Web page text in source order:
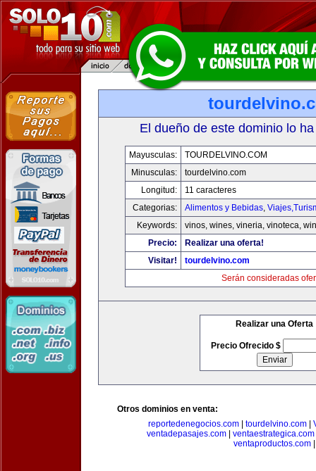
El dueño de este dominio lo
Mayusculas:
TOURDELVINO.COM
Minusculas:
tourdelvino.com
Longitud:
11 caracteres
Categorias:
Alimentos y Bebidas,
Keywords:
vinos, wines, vineria, vinoteca,
Precio:
Realizar una oferta!
Visitar!
tourdelvino.com
Serán consideradas
Realizar una Oferta
Precio Ofrecido $
Otros dominios en venta:
reportedenegocios.com| tourdelvino.com|
ventadepasajes.com
ventaestrategica.com
ventaproductos.com